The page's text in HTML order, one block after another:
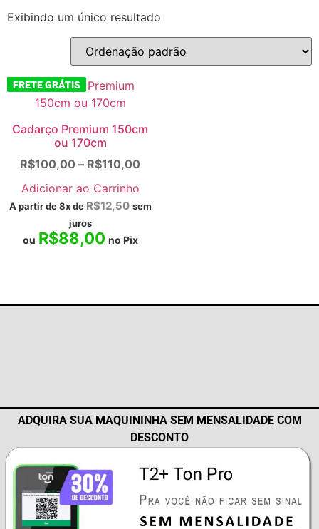
Exibindo um único resultado
FRETE GRÁTIS
Cadarço Premium 150cm
ou 170cm
R$100,00 – R$110,00
Adicionar ao Carrinho
A partir de 8x de R$12,50 sem
juros
ou R$88,00 no Pix
ADQUIRA SUA MAQUININHA SEM MENSALIDADE COM
DESCONTO